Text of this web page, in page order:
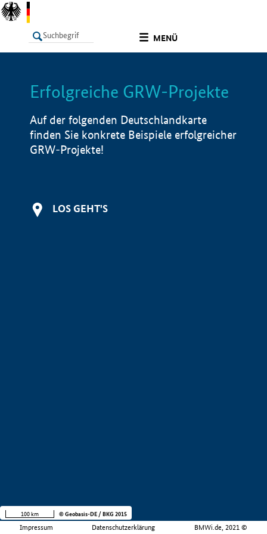
MENÜ
LISTE Info
Erfolgreiche GRW-Projekte
Auf der folgenden Deutschlandkarte
finden Sie konkrete Beispiele erfolgreicher
GRW-Projekte!
LOS GEHT'S
Impressum Datenschutzerklärung BMWi.de, 2021 ©
100 km © Geobasis-DE / BKG 2015